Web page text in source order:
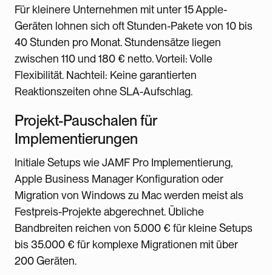
Für kleinere Unternehmen mit unter 15 Apple-
Geräten lohnen sich oft Stunden-Pakete von 10 bis
40 Stunden pro Monat. Stundensätze liegen
zwischen 110 und 180 € netto. Vorteil: Volle
Flexibilität. Nachteil: Keine garantierten
Reaktionszeiten ohne SLA-Aufschlag.
Projekt-Pauschalen für
Implementierungen
Initiale Setups wie JAMF Pro Implementierung,
Apple Business Manager Konfiguration oder
Migration von Windows zu Mac werden meist als
Festpreis-Projekte abgerechnet. Übliche
Bandbreiten reichen von 5.000 € für kleine Setups
bis 35.000 € für komplexe Migrationen mit über
200 Geräten.